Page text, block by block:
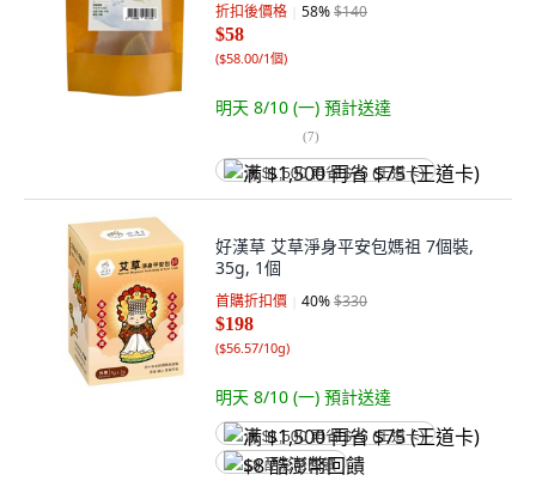
折扣後價格 58%$140
$58
($58.00/1個)
明天 8/10 (一) 預計送達
(7)
满 $1,500 再省 $75 (王道卡)
好漢草 艾草淨身平安包媽祖 7個裝,
35g, 1個
首購折扣價 40%$330
$198
($56.57/10g)
明天 8/10 (一) 預計送達
满 $1,500 再省 $75 (王道卡)
$8 酷澎幣回饋